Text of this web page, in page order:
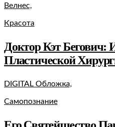
Велнес,
Красота
Доктор Кэт Бегович:
Пластической
DIGITAL Обложка,
Самопознание